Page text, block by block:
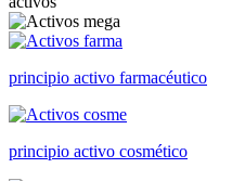
principio activo farmacéutico
principio activo cosmético